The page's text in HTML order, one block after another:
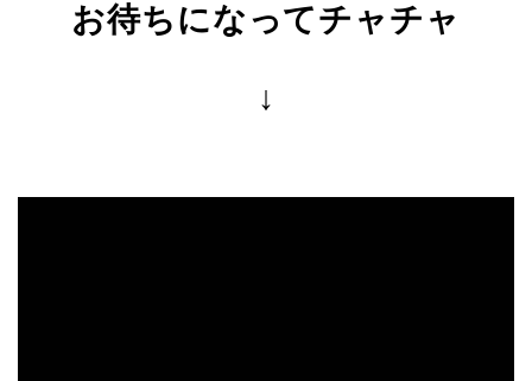
お待ちになってチャチャ
↓